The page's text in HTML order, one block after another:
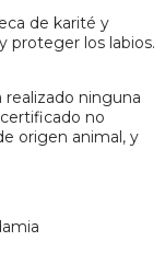
de karité y
proteger los labios.
realizado ninguna
no
origen animal, y